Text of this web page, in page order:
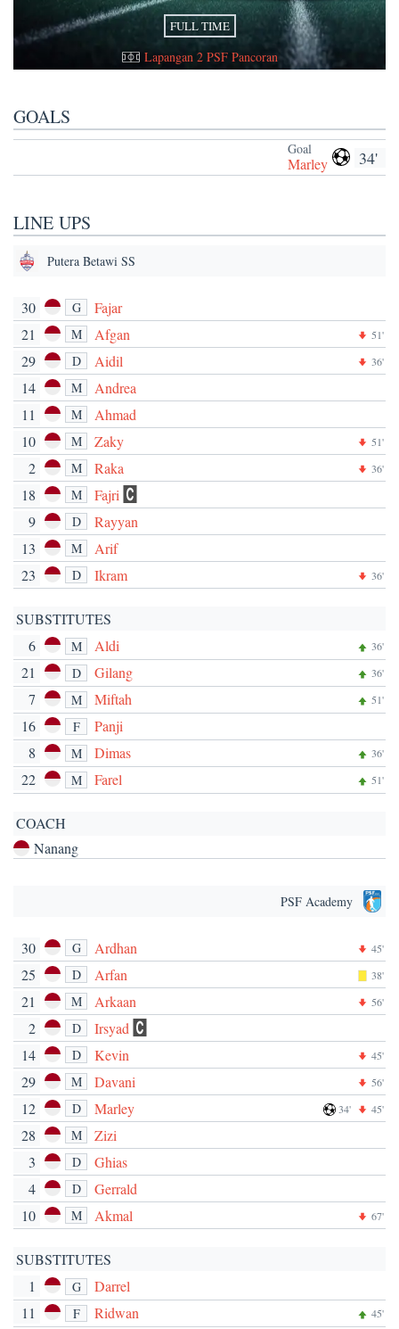
FULL TIME
Lapangan 2 PSF Pancoran
GOALS
34'
Goal
Marley
LINE UPS
Putera Betawi SS
30 G
Fajar
21
M Afgan 51'
29 D Aidil 36'
14 M
Andrea
11
M
Ahmad
10
M Zaky 51'
2 M Raka 36'
18 M
Fajri
9
D
Rayyan
13
M
Arif
23
D Ikram 36'
SUBSTITUTES
6
M Aldi 36'
21 D Gilang 36'
7 M Miftah 51'
16 F
Panji
8
M Dimas 36'
22 M Farel 51'
COACH
Nanang
PSF Academy
30 G Ardhan 45'
25 D Arfan 38'
21 M Arkaan 56'
2 D
Irsyad
14
D Kevin 45'
29 M Davani 56'
12 D Marley 34' 45'
28 M
Zizi
3
D
Ghias
4
D
Gerrald
10
M Akmal 67'
SUBSTITUTES
1
G
Darrel
11
F Ridwan 45'